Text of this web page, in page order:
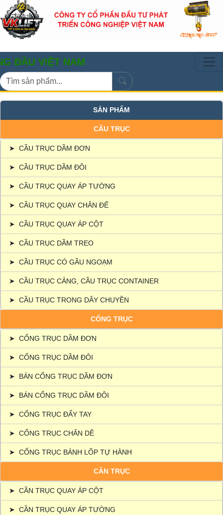
NAM
SẢN PHẨM
CẦU TRỤC
➤ CẦU TRỤC DẦM ĐƠN
➤ CẦU TRỤC DẦM ĐÔI
➤ CẦU TRỤC QUAY ÁP TƯỜNG
➤ CẦU TRỤC QUAY CHÂN ĐẾ
➤ CẦU TRỤC QUAY ÁP CỘT
➤ CẦU TRỤC DẦM TREO
➤ CẦU TRỤC CÓ GẦU NGOẠM
➤ CẦU TRỤC CẢNG, CẦU TRỤC CONTAINER
➤ CẦU TRỤC TRONG DÂY CHUYỀN
CỔNG TRỤC
➤ CỔNG TRỤC DẦM ĐƠN
➤ CỔNG TRỤC DẦM ĐÔI
➤ BÁN CỔNG TRỤC DẦM ĐƠN
➤ BÁN CỔNG TRỤC DẦM ĐÔI
➤ CỔNG TRỤC ĐẨY TAY
➤ CỔNG TRỤC CHÂN DÊ
➤ CỔNG TRỤC BÁNH LỐP TỰ HÀNH
CẦN TRỤC
➤ CẦN TRỤC QUAY ÁP CỘT
➤ CẦN TRỤC QUAY ÁP TƯỜNG